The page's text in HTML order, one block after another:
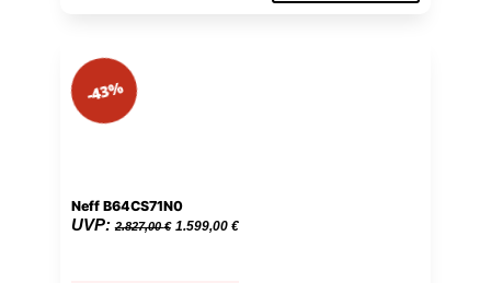
Neff B64CS71N0
UVP: 2.827,00€ Ursprünglicher
1.599,00 €Aktueller
-43%